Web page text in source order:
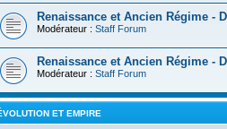
Renaissance et Ancien Régime -
Modérateur : Staff Forum
Renaissance et Ancien Régime -
Modérateur : Staff Forum
ET EMPIRE